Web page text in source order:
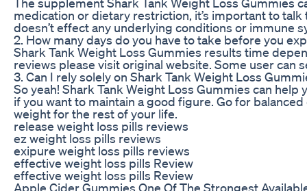
medication or dietary restriction, it’s important to
doesn’t effect any underlying conditions or immune
2. How many days do you have to take before you
Shark Tank Weight Loss Gummies results time
reviews please visit original website. Some user can
3. Can I rely solely on Shark Tank Weight Loss
So yeah! Shark Tank Weight Loss Gummies can
if you want to maintain a good figure. Go for
weight for the rest of your life.
release weight loss pills reviews
ez weight loss pills reviews
exipure weight loss pills reviews
effective weight loss pills Review
effective weight loss pills Review
Apple Cider Gummies One Of The Strongest